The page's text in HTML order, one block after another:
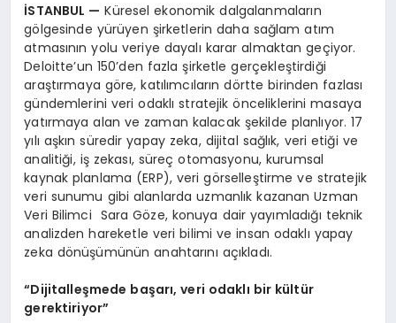
İSTANBUL — Küresel ekonomik dalgalanmaların
gölgesinde yürüyen şirketlerin daha sağlam atım
atmasının yolu veriye dayalı karar almaktan geçiyor.
Deloitte’un 150’den fazla şirketle gerçekleştirdiği
araştırmaya göre, katılımcıların dörtte birinden fazlası
gündemlerini veri odaklı stratejik önceliklerini masaya
yatırmaya alan ve zaman kalacak şekilde planlıyor. 17
yılı aşkın süredir yapay zeka, dijital sağlık, veri etiği ve
analitiği, iş zekası, süreç otomasyonu, kurumsal
kaynak planlama (ERP), veri görselleştirme ve stratejik
veri sunumu gibi alanlarda uzmanlık kazanan Uzman
Veri Bilimci Sara Göze, konuya dair yayımladığı teknik
analizden hareketle veri bilimi ve insan odaklı yapay
zeka dönüşümünün anahtarını açıkladı.
“Dijitalleşmede başarı, veri odaklı bir kültür
gerektiriyor”